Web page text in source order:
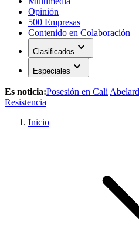
Opinión
500 Empresas
Contenido en Colaboración
Clasificados expand_more
Especiales expand_more
Es noticia:Posesión en Cali|
Resistencia
Inicio